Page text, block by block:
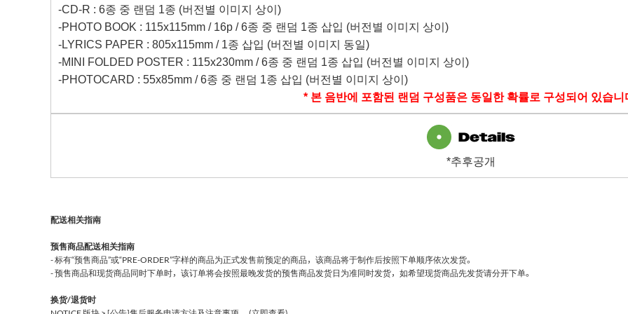
-CD-R : 6종 중 랜덤 1종 (버전별 이미지 상이 )
-PHOTO BOOK : 115x115mm / 16p /6종 중 랜덤 1종 삽입 (버전별 이미지 상이 )
-LYRICS PAPER : 805x115mm / 1종 삽입 (버전별 이미지 동일)
-MINI FOLDED POSTER : 115x230mm /6종 중 랜덤 1종 삽입 (버전별 이미지 상이 )
-PHOTOCARD : 55x85mm /6종 중 랜덤 1종 삽입 (버전별 이미지 상이 )
* 본 음반에 포함된 랜덤 구성품은 동일한 확률로 구성되어 있습니
*추후공개
配送相关指南
预售商品配送相关指南
- 标有“预售商品”或“PRE-ORDER”字样的商品为正式发售前预定的商品，该商品将于制作后按照下单顺序依次发货。
- 预售商品和现货商品同时下单时，该订单将会按照最晚发货的预售商品发货日为准同时发货，如希望现货商品先发货请分开下单。
换货/退货时